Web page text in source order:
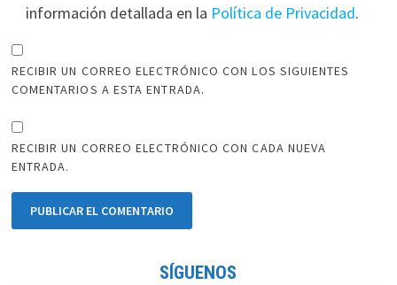
información detallada en la Política de Privacidad.
RECIBIR UN CORREO ELECTRÓNICO CON LOS SIGUIENTES
COMENTARIOS A ESTA ENTRADA.
RECIBIR UN CORREO ELECTRÓNICO CON CADA NUEVA
ENTRADA.
SÍGUENOS